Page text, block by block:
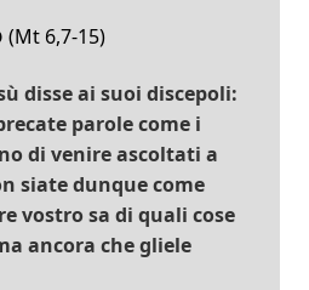
(Mt 6,7-15)
disse ai suoi discepoli:
parole come i
di venire ascoltati a
siate dunque come
vostro sa di quali cose
ancora che gliele